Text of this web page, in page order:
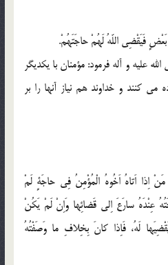
فَيَقْضِى اللّهُ لَهُمْ حاجَتَهُمْ.
صلى الله عليه و آله فرمود: مؤمنان با يكديگر
مى كنند و خداوند هم نياز آنها را بر
اِذا اَتاهُ اَخُوهُ الْمُؤْمِنُ فِى حاجَةٍ لَمْ
سارَعَ اِلى قَضائِها وَاِنْ لَمْ يَكُنْ
لَهُ، فَاِذا كانَ بِخِلافِ ما وَصَفْتُهُ